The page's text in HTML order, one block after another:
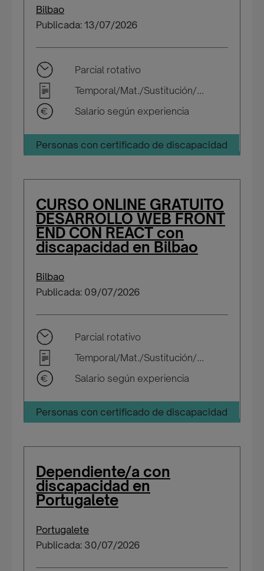
Bilbao
Publicada: 13/07/2026
Parcial rotativo
Temporal/Mat./Sustitución/...
Salario según experiencia
Personas con certificado de discapacidad
CURSO ONLINE GRATUITO
DESARROLLO WEB FRONT
END CON REACT con
discapacidad en Bilbao
Bilbao
Publicada: 09/07/2026
Parcial rotativo
Temporal/Mat./Sustitución/...
Salario según experiencia
Personas con certificado de discapacidad
Dependiente/a con
discapacidad en
Portugalete
Portugalete
Publicada: 30/07/2026